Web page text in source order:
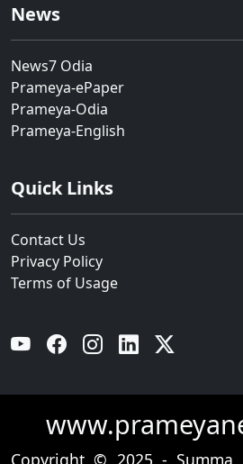
News
News7 Odia
Prameya-ePaper
Prameya-Odia
Prameya-English
Quick Links
Contact Us
Privacy Policy
Terms of Usage
YouTube Facebook Instagram Linkedin